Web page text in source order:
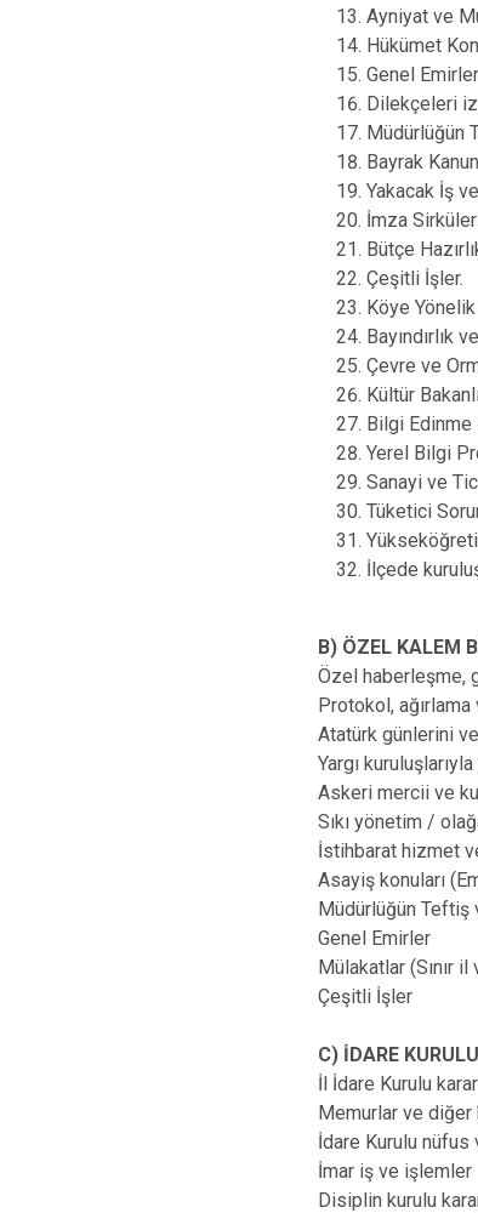
Ayniyat ve
Hükümet
Genel Emirler
Dilekçeleri
Müdürlüğün
Bayrak
Yakacak İş
İmza
Bütçe
Çeşitli İşler.
Köye
Bayındırlık
Çevre ve
Kültür
Bilgi Edinme
Yerel Bilgi
Sanayi ve
Tüketici
İlçede
B) ÖZEL KALEM
Özel haberleşme,
Protokol,
Atatürk günlerini
Yargı
Askeri mercii ve
Sıkı yönetim /
İstihbarat hizmet
Asayiş konuları
Müdürlüğün
Genel Emirler
Mülakatlar (Sınır
Çeşitli İşler
C) İDARE
İl İdare Kurulu
Memurlar ve diğer
İdare Kurulu nüfus
İmar iş ve işlemler
Disiplin kurulu